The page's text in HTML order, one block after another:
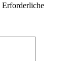
Erforderliche